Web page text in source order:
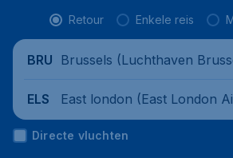
Retour Enkele reis
BRU Brussels (Luchthaven
ELS
East london (East London
h Africa
Directe vluchten